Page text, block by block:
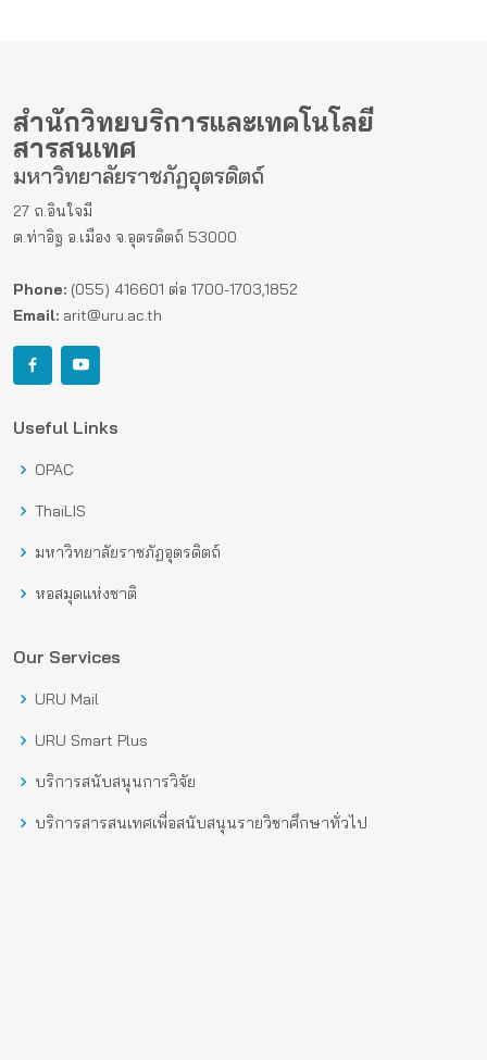
สำนักวิทยบริการและเทคโนโลยี
สารสนเทศ
มหาวิทยาลัยราชภัฏอุตรดิตถ์
27 ถ.อินใจมี
ต.ท่าอิฐ อ.เมือง จ.อุตรดิตถ์ 53000
Phone: (055) 416601 ต่อ 1700-1703,1852
Email: arit@uru.ac.th
Useful Links
OPAC
ThaiLIS
มหาวิทยาลัยราชภัฏอุตรดิตถ์
หอสมุดแห่งชาติ
Our Services
URU Mail
URU Smart Plus
บริการสนับสนุนการวิจัย
บริการสารสนเทศเพื่อสนับสนุนรายวิชาศึกษาทั่วไป